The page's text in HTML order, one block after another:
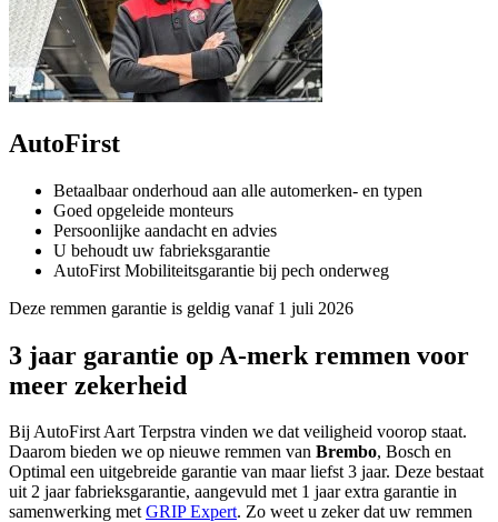
AutoFirst
Betaalbaar onderhoud aan alle automerken- en typen
Goed opgeleide monteurs
Persoonlijke aandacht en advies
U behoudt uw fabrieksgarantie
AutoFirst Mobiliteitsgarantie bij pech onderweg
Deze remmen garantie is geldig vanaf 1 juli 2026
3 jaar garantie op A-merk remmen voor
meer zekerheid
Bij AutoFirst Aart Terpstra vinden we dat veiligheid voorop staat.
Daarom bieden we op nieuwe remmen van Brembo, Bosch en
Optimal een uitgebreide garantie van maar liefst 3 jaar. Deze bestaat
uit 2 jaar fabrieksgarantie, aangevuld met 1 jaar extra garantie in
samenwerking metGRIP Expert. Zo weet u zeker dat uw remmen